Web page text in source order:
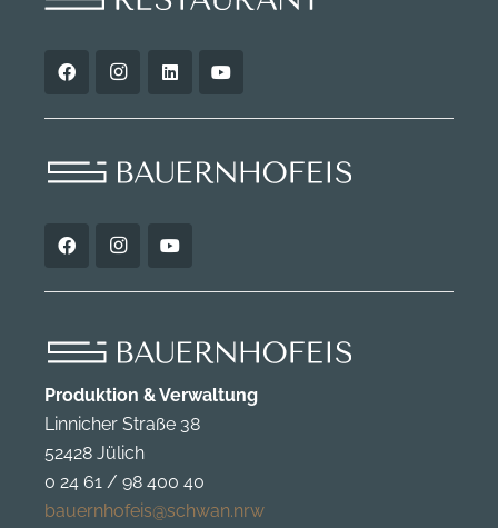
Produktion & Verwaltung
Linnicher Straße 38
52428 Jülich
0 24 61 / 98 400 40
bauernhofeis@schwan.nrw